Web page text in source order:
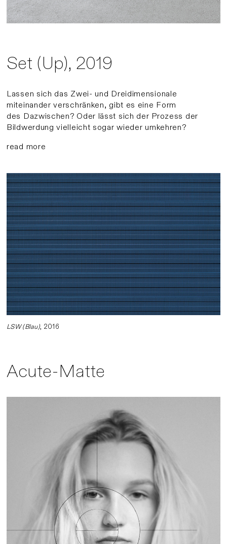
Set (Up), 2019
Lassen sich das Zwei- und Dreidimensionale
miteinander verschränken, gibt es eine Form
des Dazwischen? Oder lässt sich der Prozess der
Bildwerdung vielleicht sogar wieder umkehren?
read more
LSW (Blau), 2016
Acute-Matte